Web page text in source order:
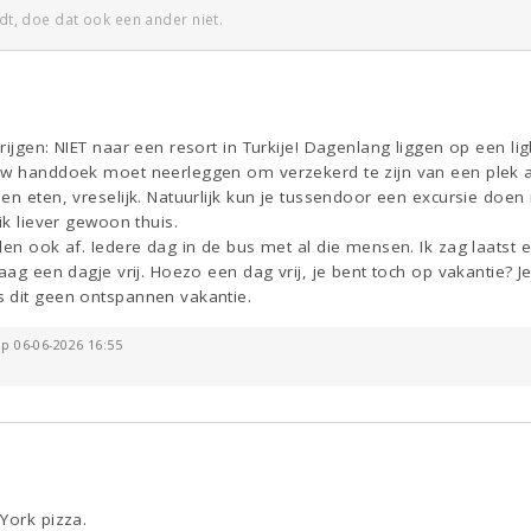
doe dat ook een ander niet.
NIET naar een resort in Turkije! Dagenlang liggen op een
handdoek moet neerleggen om verzekerd te zijn van een plek
eten, vreselijk. Natuurlijk kun je tussendoor een excursie
liever gewoon thuis.
ook af. Iedere dag in de bus met al die mensen. Ik zag laatst
een dagje vrij. Hoezo een dag vrij, je bent toch op vakantie?
geen ontspannen vakantie.
06-2026 16:55
pizza.